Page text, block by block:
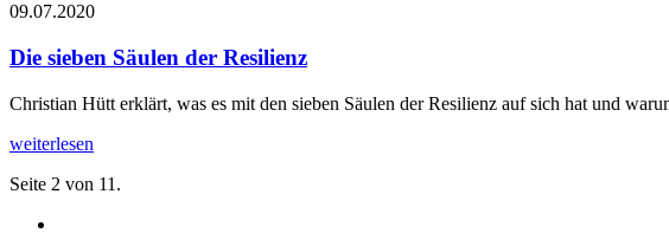
09.07.2020
Die sieben Säulen der Resilienz
Christian Hütt erklärt, was es mit den sieben Säulen der Resilienz auf sich hat und
weiterlesen
Seite 2 von 11.